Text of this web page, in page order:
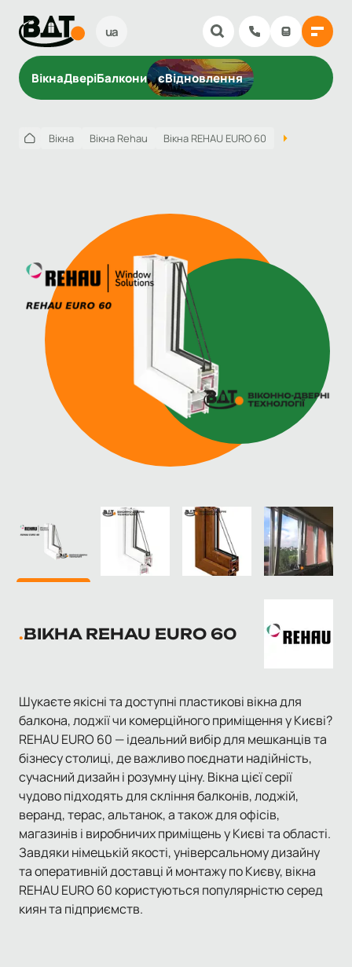
ua
ВікнаДверіБалкони єВідновлення
Вікна Вікна Rehau Вікна REHAU EURO 60
ВІКНА REHAU EURO 60
Шукаєте якісні та доступні пластикові вікна для
балкона, лоджії чи комерційного приміщення у Києві?
REHAU EURO 60 — ідеальний вибір для мешканців та
бізнесу столиці, де важливо поєднати надійність,
сучасний дизайн і розумну ціну. Вікна цієї серії
чудово підходять для скління балконів, лоджій,
веранд, терас, альтанок, а також для офісів,
магазинів і виробничих приміщень у Києві та області.
Завдяки німецькій якості, універсальному дизайну
та оперативній доставці й монтажу по Києву, вікна
REHAU EURO 60 користуються популярністю серед
киян та підприємств.